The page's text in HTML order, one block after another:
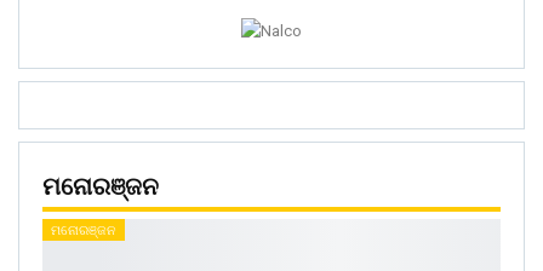
ମନୋରଞ୍ଜନ
ମନୋରଞ୍ଜନ